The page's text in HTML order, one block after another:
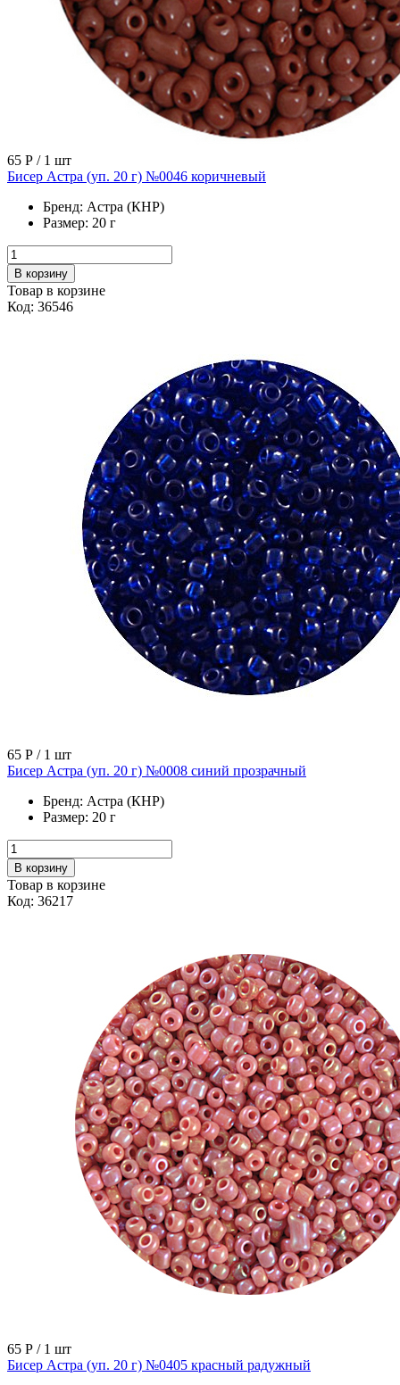
65 Р / 1 шт
Бисер Астра (уп. 20 г) №0046 коричневый
Бренд: Астра (КНР)
Размер: 20 г
В корзину
Товар в корзине
Код: 36546
65 Р / 1 шт
Бисер Астра (уп. 20 г) №0008 синий прозрачный
Бренд: Астра (КНР)
Размер: 20 г
В корзину
Товар в корзине
Код: 36217
65 Р / 1 шт
Бисер Астра (уп. 20 г) №0405 красный радужный